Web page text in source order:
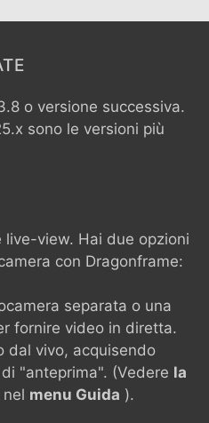
o versione successiva.
sono le versioni più
live-view. Hai due opzioni
con Dragonframe:
separata o una
fornire video in diretta.
dal vivo, acquisendo
"anteprima". (Vedere la
nel menu Guida ).